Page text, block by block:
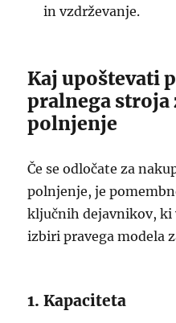
in vzdrževanje.
Kaj upoštevati
pralnega stroja
polnjenje
Če se odločate za
polnjenje, je
ključnih dejavnikov, ki
izbiri pravega modela
1. Kapaciteta